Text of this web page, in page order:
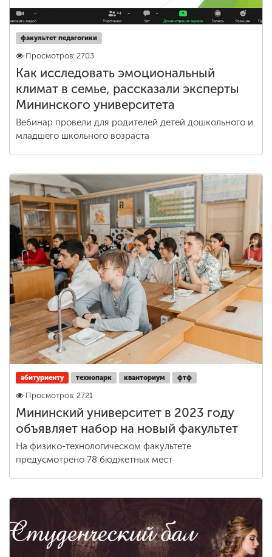
факультет педагогики
Просмотров: 2703
Как исследовать эмоциональный
климат в семье, рассказали эксперты
Мининского университета
Вебинар провели для родителей детей дошкольного и
младшего школьного возраста
абитуриенту технопарк кванториум фтф
Просмотров: 2721
Мининский университет в 2023 году
объявляет набор на новый факультет
На физико-технологическом факультете
предусмотрено 78 бюджетных мест